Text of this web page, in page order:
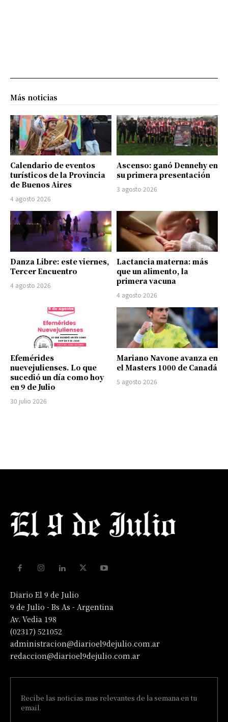
Más noticias
Calendario de eventos
turísticos de la Provincia
de Buenos Aires
4 agosto 2026
Ascenso: ganó Dennehy en
su primera presentación
3 agosto 2026
Danza Libre: este viernes,
Tercer Encuentro
4 agosto 2026
Lactancia materna: más
que un alimento, la
primera vacuna
4 agosto 2026
Efemérides
nuevejulienses. Lo que
sucedió un día como hoy
en 9 de Julio
30 julio 2026
Mariano Navone avanza en
el Masters 1000 de Canadá
5 agosto 2026
Diario El 9 de Julio
9 de Julio - Bs As - Argentina
Av. Vedia 198
(02317) 521052
administracion@diarioel9dejulio.com.ar
redaccion@diarioel9dejulio.com.ar
Recibe las noticias mas relevantes de la semana en tu
email.